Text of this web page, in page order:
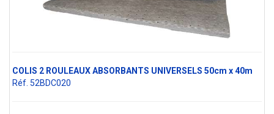
COLIS 2 ROULEAUX ABSORBANTS UNIVERSELS 50cm x 40m
Réf. 52BDC020